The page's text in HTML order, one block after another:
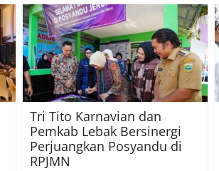
Tri Tito Karnavian dan
Pemkab Lebak Bersinergi
Perjuangkan Posyandu di
RPJMN